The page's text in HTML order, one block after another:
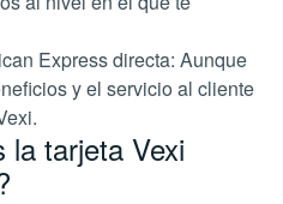
Express directa: Aunque
y el servicio al cliente
la tarjeta Vexi